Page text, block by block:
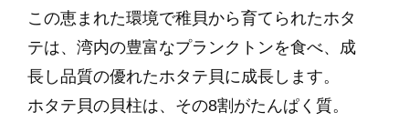
この恵まれた環境で稚貝から育てられたホタ
テは、湾内の豊富なプランクトンを食べ、成
長し品質の優れたホタテ貝に成長します。
ホタテ貝の貝柱は、その8割がたんぱく質。